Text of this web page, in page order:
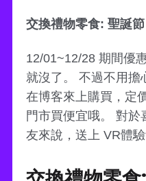
交換禮物零食: 聖誕節
12/01~12/28 期間優
就沒了。 不過不用擔
在博客來上購買，定
門市買便宜哦。 對於
友來說，送上 VR體